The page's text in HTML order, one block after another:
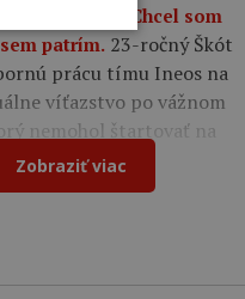
Burgosu: Chcel som
patrím. 23-ročný Škót
prácu tímu Ineos na
víťazstvo po vážnom
nemohol štartovať na
Zobraziť viac